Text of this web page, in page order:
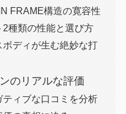
FRAME構造の寛容性
種類の性能と選び方
ボディが生む絶妙な打
のリアルな評価
ティブな口コミを分析